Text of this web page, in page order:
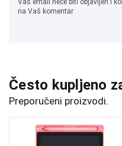
Vaš email neće biti objavljen i
na Vaš komentar
Često kupljeno
Preporučeni proizvodi.